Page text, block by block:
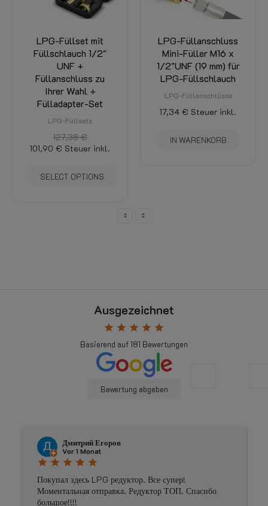
LPG-Füllanschluss
Mini-Füller M16 x
1/2"UNF (19 mm) für
LPG-Füllschlauch
LPG-Füllanschlüsse
17,34 € Steuer inkl.
IN WARENKORB
LPG-Füllanschluss
Versenktes
Bajonett, gerade
LPG-Füllschlauch
59,47 €
50,55 € Steuer inkl.
Ausgezeichnet
star star star star star
Basierend auf181 Bewertungen
Bewertung abgeben
Johnny Douwma
Vor 4 Monaten
star star star star star
Prima geholpen